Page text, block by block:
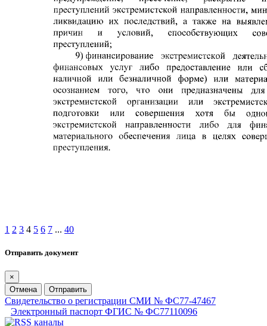
1 2 3 4 5 6 7 ... 40
Отправить документ
×
Отмена
Отправить
Свидетельство о регистрации СМИ № ФС77-47467
Электронный паспорт ФГИС № ФС77110096